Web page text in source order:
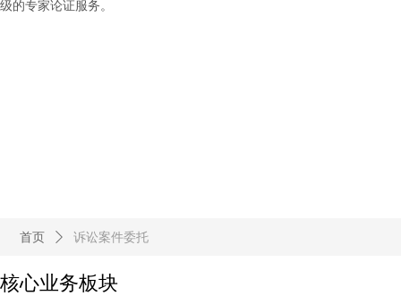
首页 ꄲ 诉讼案件委托
级的专家论证服务。
核心业务板块